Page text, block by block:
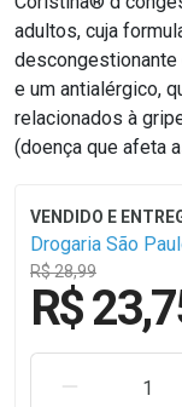
adultos, cuja
e um antialérgico,
relacionados à
(doença que afeta
secreção (coriza).
Drogaria São
R$ 28,99
R$
REMOVER